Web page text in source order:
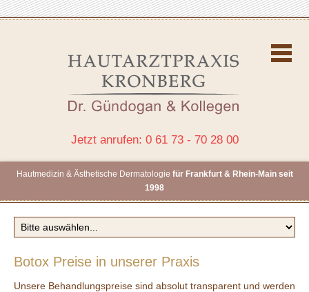
Jetzt anrufen: 0 61 73 - 70 28 00
Hautmedizin & Ästhetische Dermatologie für Frankfurt & Rhein-Main seit
1998
Botox Preise in unserer Praxis
Unsere Behandlungspreise sind absolut transparent und werden